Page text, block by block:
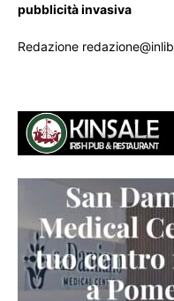
pubblicità invasiva
Redazione